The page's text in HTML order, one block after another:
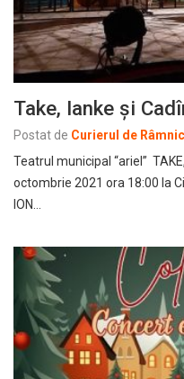
Take, Ianke și
Postat de Curierul de Râmnic
Teatrul municipal “ariel”
octombrie 2021 ora 18:00 la
ION…